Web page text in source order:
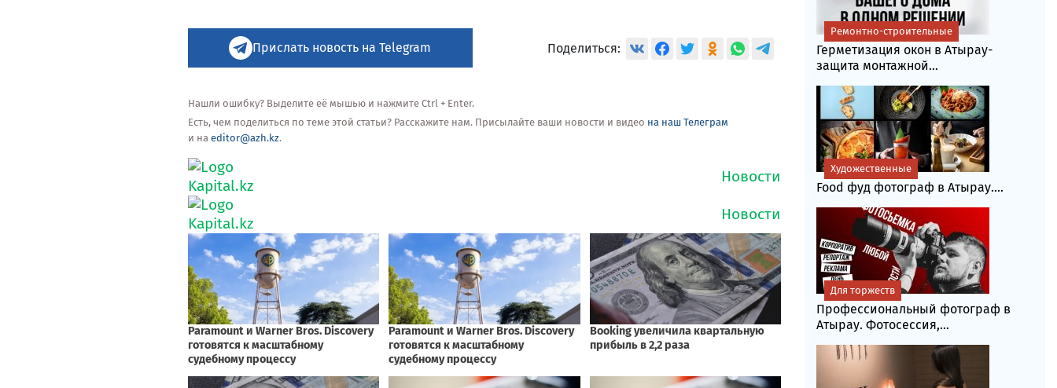
Прислать новость на Telegram Поделиться:
Нашли ошибку? Выделите её мышью и нажмите Ctrl + Enter.
Есть, чем поделиться по теме этой статьи? Расскажите нам. Присылайте ваши новости и видео на наш Телеграм
и на editor@azh.kz.
Герметизация окон в Атырау-
защита монтажной...
Ремонтно-строительные
Food фуд фотограф в Атырау....
Художественные
Профессиональный фотограф в
Атырау. Фотосессия,...
Для торжеств